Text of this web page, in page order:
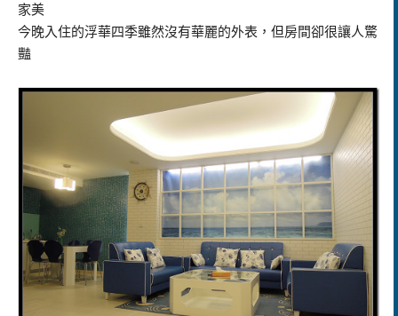
家美
今晚入住的浮華四季雖然沒有華麗的外表，但房間卻很讓人驚
豔